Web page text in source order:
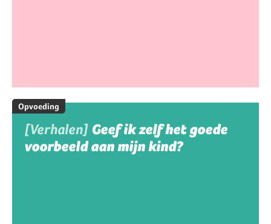
Opvoeding
[Verhalen] Geef ik zelf het goede
voorbeeld aan mijn kind?